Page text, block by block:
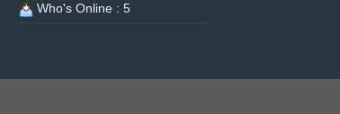
Who's Online : 5